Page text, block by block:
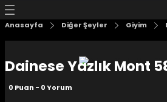
Anasayfa Diğer Şeyler Giyim
Dainese Yazlık Mont
0 Puan - 0 Yorum